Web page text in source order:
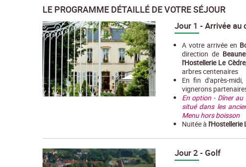
LE PROGRAMME DÉTAILLÉ DE VOTRE SÉJOUR
Jour 1 - Arrivée au
A votre arrivée en
direction de Beaune
l'Hostellerie Le Cèdre
arbres centenaires
En fin d'après-
vignerons
En option - Dîner au
situé dans les
Menu hors boisson
Nuitée à l'Hostellerie
Jour 2 - Golf